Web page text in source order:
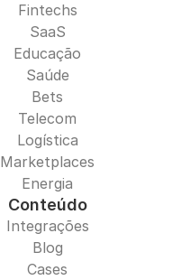
Fintechs
SaaS
Educação
Saúde
Bets
Telecom
Logística
Marketplaces
Energia
Conteúdo
Integrações
Blog
Cases